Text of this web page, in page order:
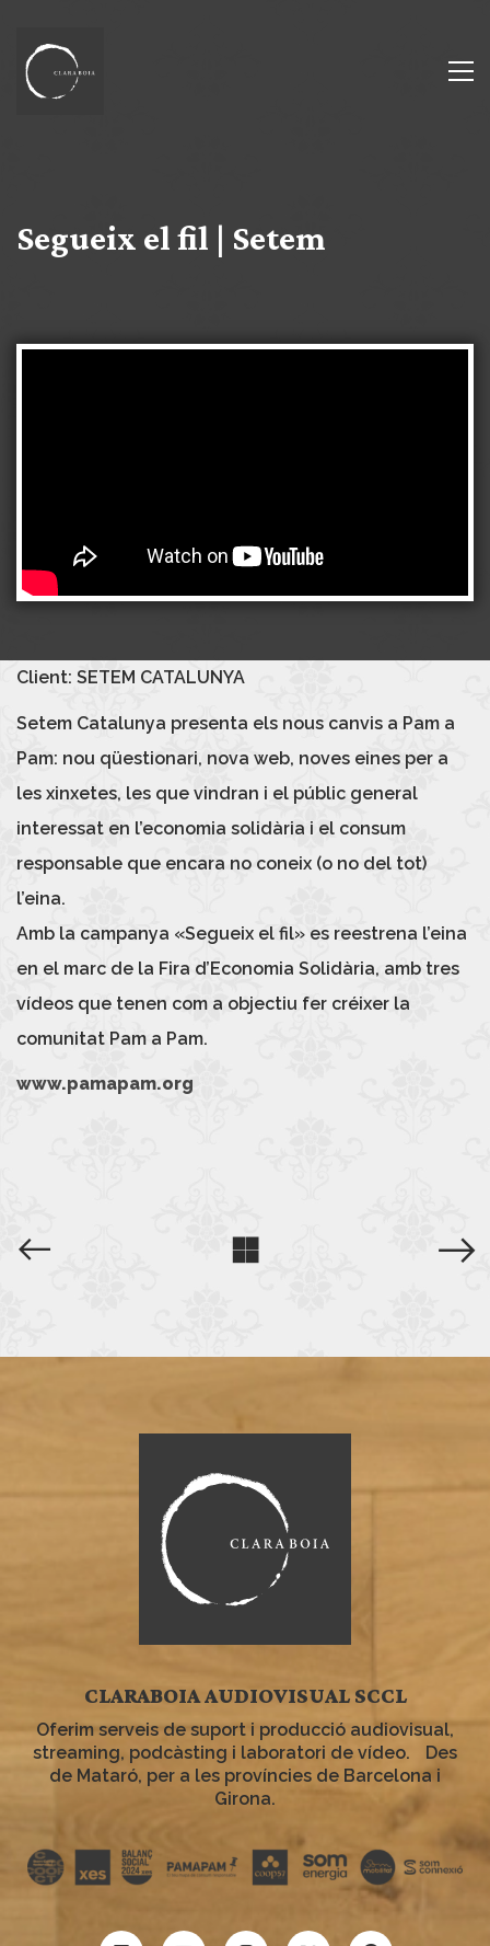
Segueix el fil | Setem
Client: SETEM CATALUNYA
Setem Catalunya presenta els nous canvis a Pam a
Pam: nou qüestionari, nova web, noves eines per a
les xinxetes, les que vindran i el públic general
interessat en l’economia solidària i el consum
responsable que encara no coneix (o no del tot)
l’eina.
Amb la campanya «Segueix el fil» es reestrena l’eina
en el marc de la Fira d’Economia Solidària, amb tres
vídeos que tenen com a objectiu fer créixer la
comunitat Pam a Pam.
www.pamapam.org
CLARABOIA AUDIOVISUAL SCCL
Oferim serveis de suport i producció audiovisual,
streaming, podcàsting i laboratori de vídeo. Des
de Mataró, per a les províncies de Barcelona i
Girona.